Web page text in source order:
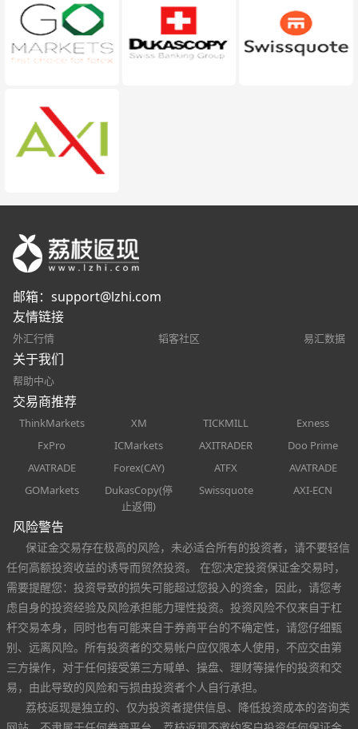
邮箱： support@lzhi.com
友情链接
外汇行情 韬客社区 易汇数据
关于我们
帮助中心
交易商推荐
ThinkMarkets XM TICKMILL
Exness
FxPro
ICMarkets AXITRADER
Doo Prime
AVATRADE
Forex(CAY) ATFX
AVATRADE
GOMarkets
DukasCopy(停
止返佣)
Swissquote AXI-ECN
风险警告
保证金交易存在极高的风险，未必适合所有的投资者，请不要轻信
任何高额投资收益的诱导而贸然投资。 在您决定投资保证金交易时，
需要提醒您：投资导致的损失可能超过您投入的资金，因此，请您考
虑自身的投资经验及风险承担能力理性投资。投资风险不仅来自于杠
杆交易本身，同时也有可能来自于券商平台的不确定性，请您仔细甄
别、远离风险。所有投资者的交易帐户应仅限本人使用，不应交由第
三方操作，对于任何接受第三方喊单、操盘、理财等操作的投资和交
易，由此导致的风险和亏损由投资者个人自行承担。
荔枝返现是独立的、仅为投资者提供信息、降低投资成本的咨询类